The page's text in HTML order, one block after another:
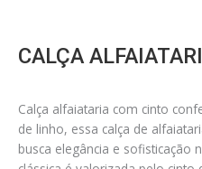
CALÇA
Calça alfaiataria com cinto
de linho, essa calça de
busca elegância e sofisticação